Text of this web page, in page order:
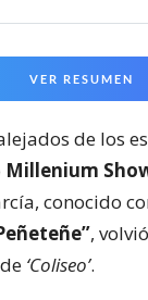
VER RESUMEN
de los
Millenium
conocido
,
‘Coliseo’.